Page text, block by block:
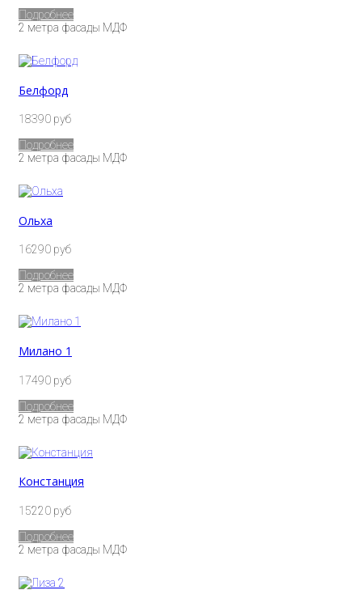
Подробнее
2 метра фасады МДФ
Белфорд
18390 руб
Подробнее
2 метра фасады МДФ
Ольха
16290 руб
Подробнее
2 метра фасады МДФ
Милано 1
17490 руб
Подробнее
2 метра фасады МДФ
Констанция
15220 руб
Подробнее
2 метра фасады МДФ